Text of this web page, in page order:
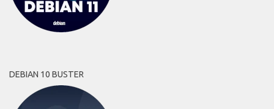
DEBIAN 10 BUSTER